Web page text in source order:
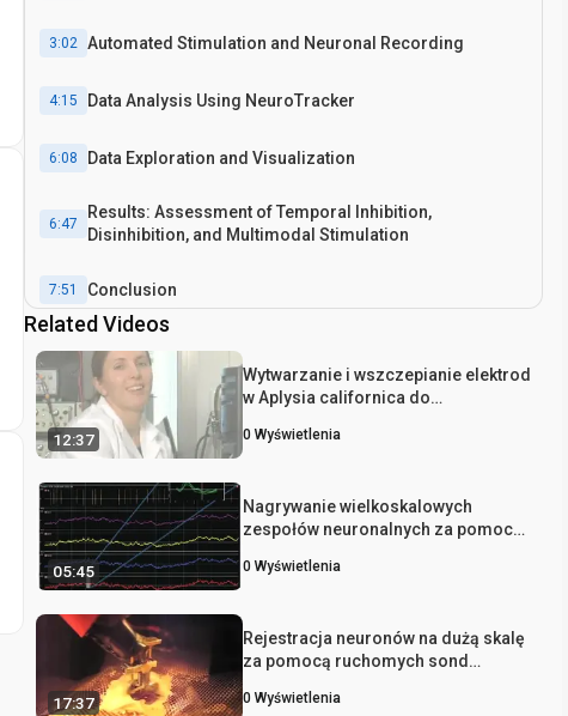
3:02 Automated Stimulation and Neuronal Recording
4:15 Data Analysis Using NeuroTracker
6:08 Data Exploration and Visualization
6:47
Results: Assessment of Temporal Inhibition,
Disinhibition, and Multimodal Stimulation
7:51 Conclusion
Related Videos
12:37
Wytwarzanie i wszczepianie elektrod
w Aplysia californica do
neuronalnych i mięśniowych u
0 Wyświetlenia
05:45
Nagrywanie wielkoskalowych
zespołów neuronalnych za pomocą
szczura
0 Wyświetlenia
17:37
Rejestracja neuronów na dużą skalę
za pomocą ruchomych sond
gryzoni
0 Wyświetlenia